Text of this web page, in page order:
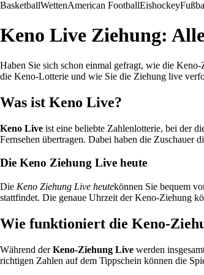
BasketballWettenAmerican FootballEishockey
Keno Live Ziehung:
Haben Sie sich schon einmal gefragt, wie die
die Keno-Lotterie und wie Sie die Ziehung live
Was ist Keno Live?
Keno Live ist eine beliebte Zahlenlotterie, bei der
Fernsehen übertragen. Dabei haben die
Die Keno Ziehung Live heute
Die Keno Ziehung Live heutekönnen Sie bequem
stattfindet. Die genaue Uhrzeit der Keno-Ziehung
Wie funktioniert die Keno-
Während derKeno-Ziehung Live werden
richtigen Zahlen auf dem Tippschein können die